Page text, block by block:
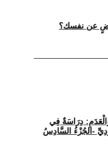
وَالْعَدَمِ: دِرَاسَةٌ فِي
-الجُزْءُ السَّادِسُ